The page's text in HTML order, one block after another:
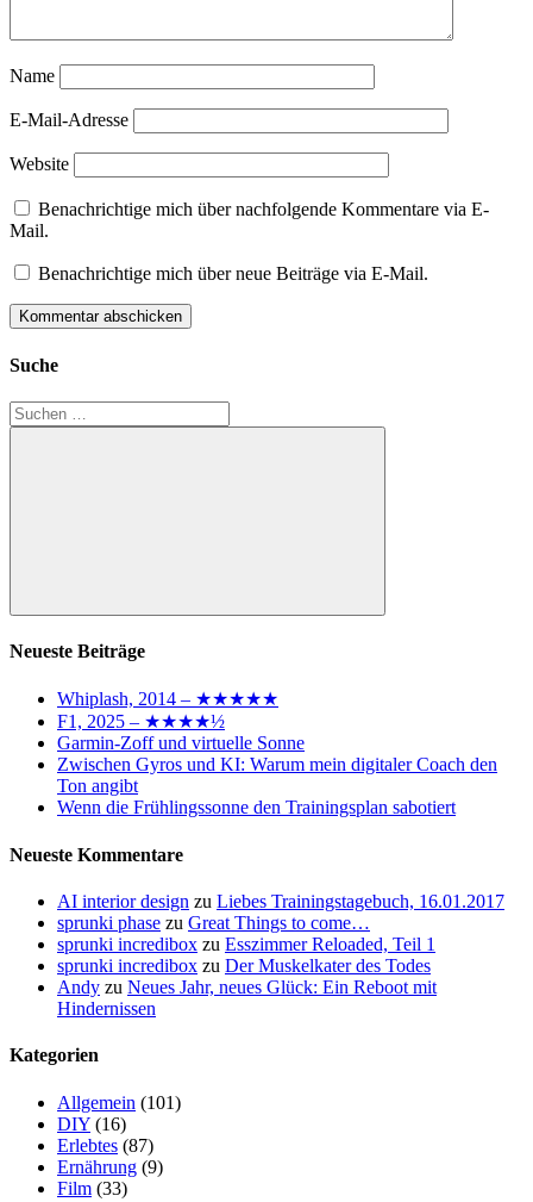
Name
E-Mail-Adresse
Website
Benachrichtige mich über nachfolgende Kommentare via E-
Mail.
Benachrichtige mich über neue Beiträge via E-Mail.
Suche
Suchen
nach:
Suchen
Neueste Beiträge
Whiplash, 2014 – ★★★★★
F1, 2025 – ★★★★½
Garmin-Zoff und virtuelle Sonne
Zwischen Gyros und KI: Warum mein digitaler Coach den
Ton angibt
Wenn die Frühlingssonne den Trainingsplan sabotiert
Neueste Kommentare
AI interior design zu Liebes Trainingstagebuch, 16.01.2017
sprunki phase zu Great Things to come…
sprunki incredibox zu Esszimmer Reloaded, Teil 1
sprunki incredibox zu Der Muskelkater des Todes
Andy zu Neues Jahr, neues Glück: Ein Reboot mit
Hindernissen
Kategorien
Allgemein (101)
DIY (16)
Erlebtes (87)
Ernährung (9)
Film (33)